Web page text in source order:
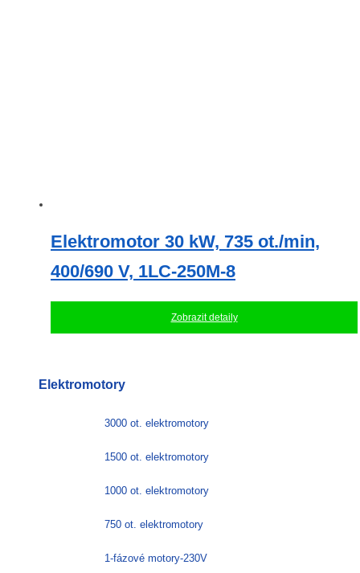
Elektromotor 30 kW, 735 ot./min,
400/690 V, 1LC-250M-8
Zobrazit detaily
Elektromotory
3000 ot. elektromotory
1500 ot. elektromotory
1000 ot. elektromotory
750 ot. elektromotory
1-fázové motory-230V